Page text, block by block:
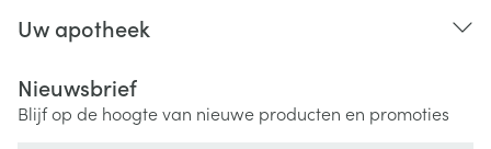
Uw apotheek
Nieuwsbrief
Blijf op de hoogte van nieuwe producten en promoties